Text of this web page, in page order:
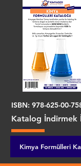
ISBN: 978-625-00-
Katalog İndirmek
Kimya Formülleri